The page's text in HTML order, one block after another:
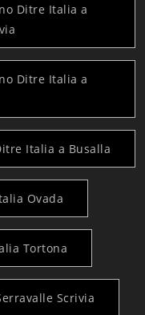
Ditre Italia a
Ditre Italia a
Italia a Busalla
Ovada
Tortona
Scrivia